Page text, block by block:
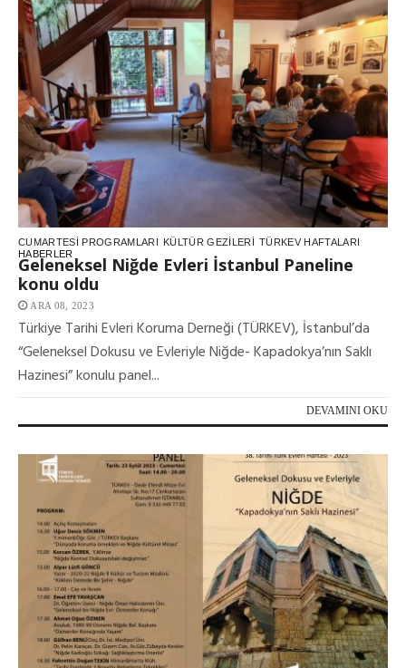
CUMARTESI PROGRAMLARI KÜLTÜR GEZILERI TÜRKEV HAFTALARI
HABERLER
Geleneksel Niğde Evleri İstanbul Paneline
konu oldu
ARA 08, 2023
Türkiye Tarihi Evleri Koruma Derneği (TÜRKEV), İstanbul’da
“Geleneksel Dokusu ve Evleriyle Niğde- Kapadokya’nın Saklı
Hazinesi” konulu panel...
DEVAMINI OKU